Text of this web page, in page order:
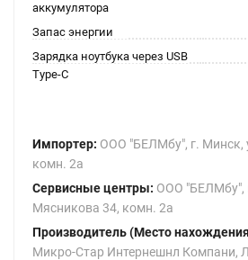
аккумулятора
Запас энергии
Зарядка ноутбука через USB
Type-C
Импортер: ООО "БЕЛМбу", г. Минск,
комн. 2а
Сервисные центры: ООО "БЕЛМбу",
Мясникова 34, комн. 2а
Производитель (Место
Микро-Стар Интернешнл Компани,